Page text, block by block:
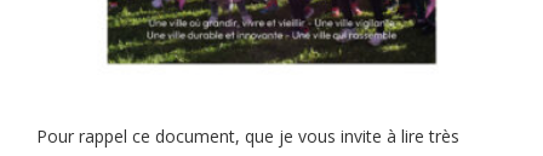
Pour rappel ce document, que je vous invite à lire très